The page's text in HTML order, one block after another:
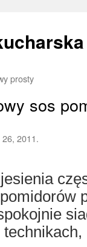
prosty
sos
2011.